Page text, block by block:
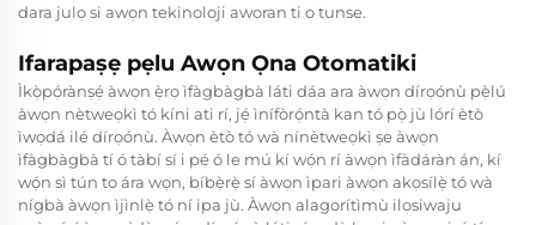
dara julọ si awọn tekinoloji aworan ti o tunse.
Ifarapaṣẹ pẹlu Awọn Ọna Otomatiki
Ìkọ̀pọ́rànṣẹ́ àwọn ẹ̀rọ ìfàgbàgbà láti dáa ara àwọn dírọónù pẹ̀lú
àwọn nètweọkì tó kíni ati rí, jẹ́ ìnífòrọ́ntà kan tó pọ̀ jù lórí ètò
ìwọdá ilé dírọónù. Àwọn ètò tó wà nínètweọkì ṣe àwọn
ìfàgbàgbà tí ó tàbí sí i pé ó le mú kí wọ́n rí àwọn ìfàdáràn án, kí
wọ́n sì tún to ára wọn, bíbẹ̀rẹ̀ sí àwọn ìpari àwọn akọsílẹ̀ tó wà
nígbà àwọn ìjìnlẹ̀ tó ní ipa jù. Àwọn alagorítìmù ilọsiwaju